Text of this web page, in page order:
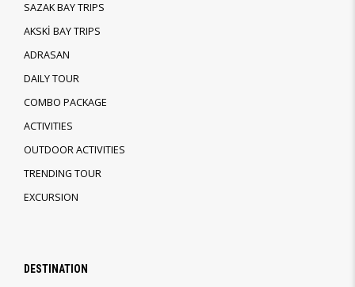
SAZAK BAY TRIPS
AKSKİ BAY TRIPS
ADRASAN
DAILY TOUR
COMBO PACKAGE
ACTIVITIES
OUTDOOR ACTIVITIES
TRENDING TOUR
EXCURSION
DESTINATION